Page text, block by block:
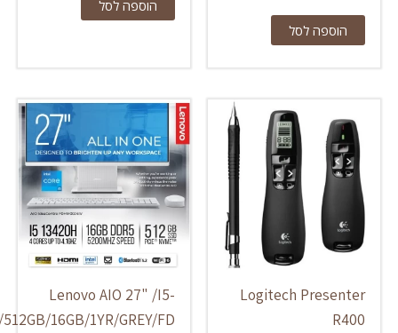
הוספה לסל
הוספה לסל
Logitech
Lenovo AIO 27" /I5-
13420H/512GB/16GB/1YR/GREY/FD